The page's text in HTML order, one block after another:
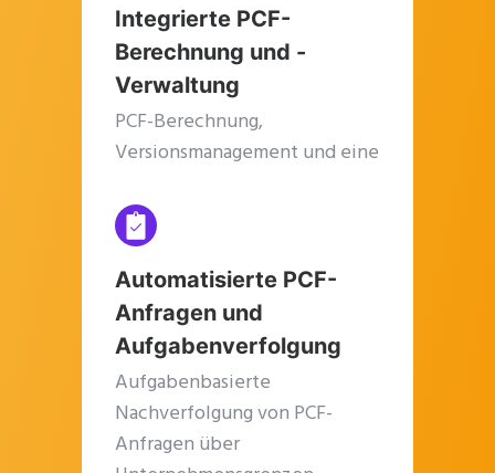
Integrierte PCF-
Berechnung und -
Verwaltung
PCF-Berechnung,
Versionsmanagement und eine
Source of Truth“).
Automatisierte PCF-
Anfragen und
Aufgabenverfolgung
Aufgabenbasierte
Nachverfolgung von PCF-
Anfragen über